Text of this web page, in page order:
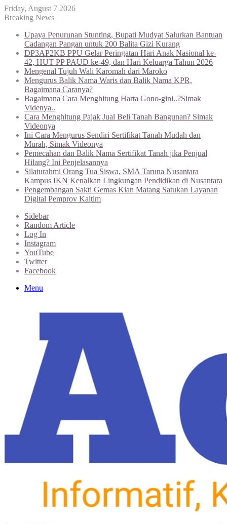
Friday, August 7 2026
Breaking News
Upaya Penurunan Stunting, Bupati Mudyat Salurkan Bantuan
Cadangan Pangan untuk 200 Balita Gizi Kurang
DP3AP2KB PPU Gelar Peringatan Hari Anak Nasional ke-
42, HUT PP PAUD ke-49, dan Hari Keluarga Tahun 2026
Mengenal Tujuh Wali Karomah dari Maroko
Mengurus Balik Nama Waris dan Balik Nama KPR,
Bagaimana Caranya?
Bagaimana Cara Menghitung Harta Gono-gini..?Simak
Videnya..
Cara Menghitung Pajak Jual Beli Tanah Bangunan? Simak
Videonya
Ini Cara Mengurus Sendiri Sertifikat Tanah Mudah dan
Murah, Simak Videonya
Pemecahan dan Balik Nama Sertifikat Tanah jika Penjual
Hilang? Ini Penjelasannya
Silaturahmi Orang Tua Siswa, SMA Taruna Nusantara
Kampus IKN Kenalkan Lingkungan Pendidikan di Nusantara
Pengembangan Sakti Gemas Kian Matang Satukan Layanan
Digital Pemprov Kaltim
Sidebar
Random Article
Log In
Instagram
YouTube
Twitter
Facebook
Menu